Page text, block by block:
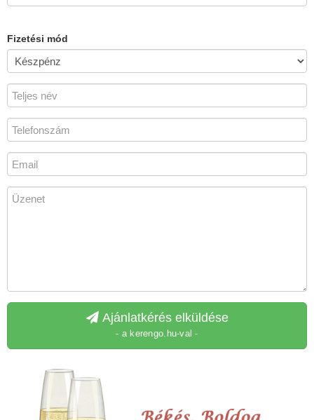
Fizetési mód
Ajánlatkérés elküldése
- a kerengo.hu-val -